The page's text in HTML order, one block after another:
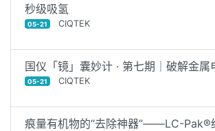
秒级吸氢
05-21 CIQTEK
国仪「镜」囊妙计 · 第七期｜破解金属
05-21 CIQTEK
痕量有机物的“去除神器”——LC-Pak®